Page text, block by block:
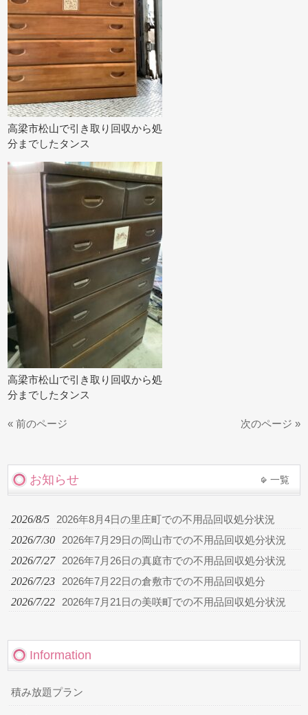
高梁市松山で引き取り回収から処
分までしたタンス
高梁市松山で引き取り回収から処
分までしたタンス
« 前のページ 次のページ »
お知らせ 一覧
2026/8/5 2026年8月4日の里庄町での不用品回収処分状況
2026/7/30 2026年7月29日の岡山市での不用品回収処分状況
2026/7/27 2026年7月26日の真庭市での不用品回収処分状況
2026/7/23 2026年7月22日の倉敷市での不用品回収処分
2026/7/22 2026年7月21日の美咲町での不用品回収処分状況
Information
積み放題プラン